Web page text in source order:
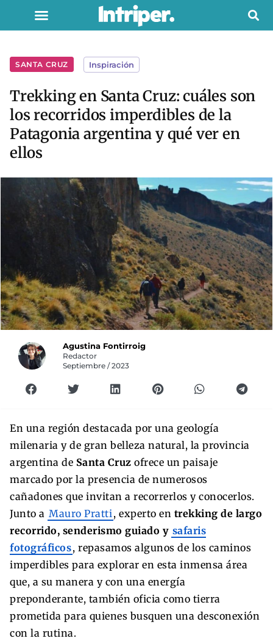
SANTA CRUZ Inspiración
Trekking en Santa Cruz: cuáles son
los recorridos imperdibles de la
Patagonia argentina y qué ver en
ellos
Agustina Fontirroig
Redactor
Septiembre / 2023
En una región destacada por una geología
milenaria y de gran belleza natural, la provincia
argentina de Santa Cruz ofrece un paisaje
marcado por la presencia de numerosos
cañadones que invitan a recorrerlos y conocerlos.
Junto a Mauro Pratti , experto en trekking de largo
recorrido, senderismo guiado y safaris
fotográficos, repasamos algunos de los caminos
imperdibles para explorar en esta inmensa área
que, a su manera y con una energía
preponderante, también oficia como tierra
prometida para quienes busquen una desconexión
con la rutina.